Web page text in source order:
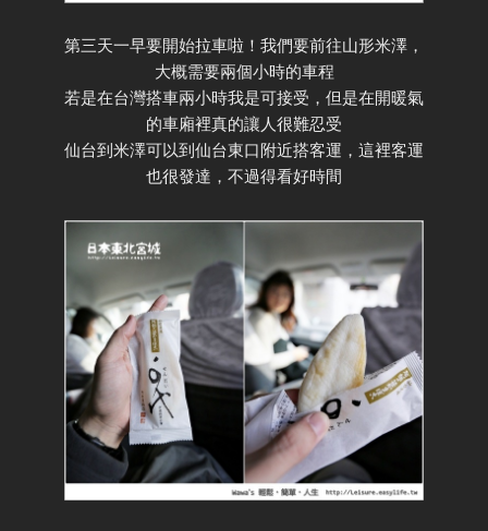
第三天一早要開始拉車啦！我們要前往山形米澤，
大概需要兩個小時的車程
若是在台灣搭車兩小時我是可接受，但是在開暖氣
的車廂裡真的讓人很難忍受
仙台到米澤可以到仙台東口附近搭客運，這裡客運
也很發達，不過得看好時間